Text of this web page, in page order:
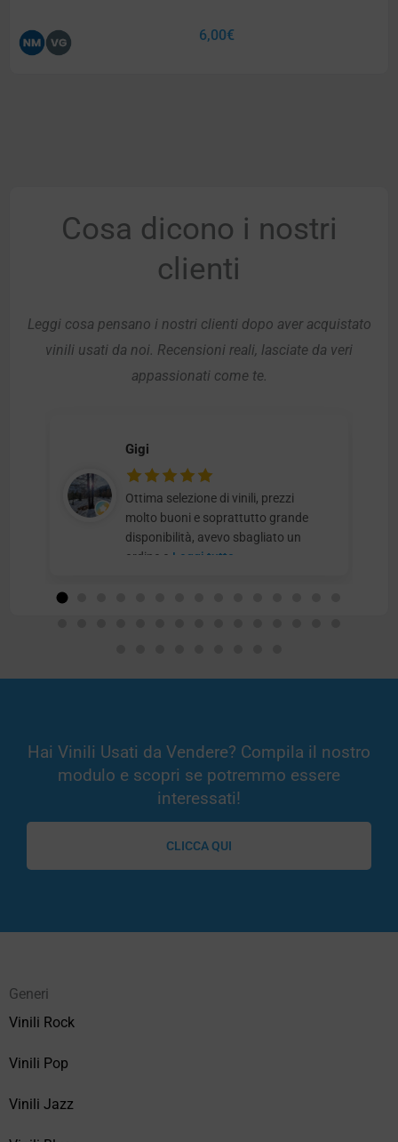
6,00€
Cosa dicono i nostri
clienti
Leggi cosa pensano i nostri clienti dopo aver acquistato
vinili usati da noi. Recensioni reali, lasciate da veri
appassionati come te.
Gigi
Ottima selezione di vinili, prezzi
molto buoni e soprattutto grande
disponibilità, avevo sbagliato un
ordine e Leggi tutto
Hai Vinili Usati da Vendere? Compila il nostro
modulo e scopri se potremmo essere
interessati!
CLICCA QUI
Generi
Vinili Rock
Vinili Pop
Vinili Jazz